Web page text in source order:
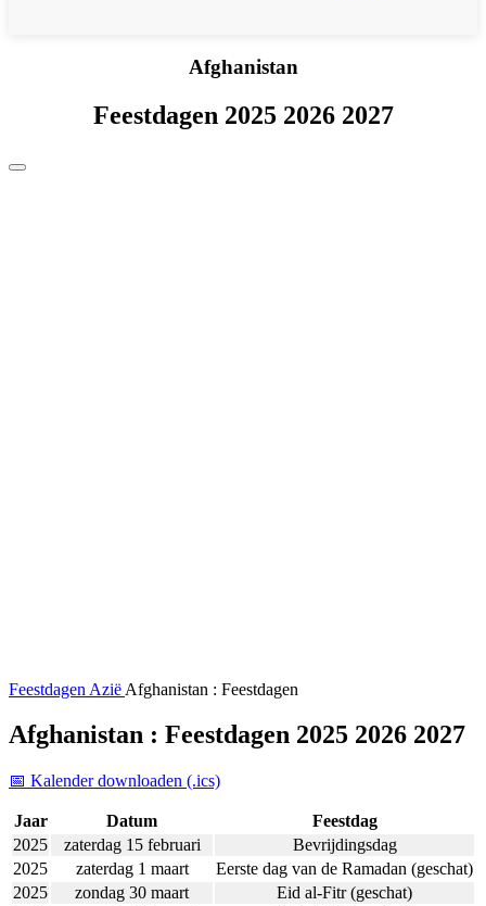
Afghanistan
Feestdagen 2025 2026 2027
Feestdagen Azië Afghanistan : Feestdagen
Afghanistan : Feestdagen 2025 2026 2027
📅 Kalender downloaden (.ics)
Jaar Datum
Feestdag
2025
zaterdag 15 februari
Bevrijdingsdag
2025
zaterdag 1 maart
Eerste dag van de Ramadan (geschat)
2025
zondag 30 maart
Eid al-Fitr (geschat)